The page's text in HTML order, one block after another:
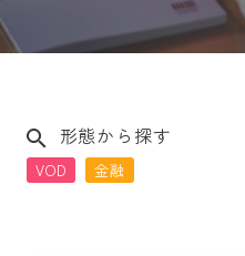
形態から探す
VOD 金融